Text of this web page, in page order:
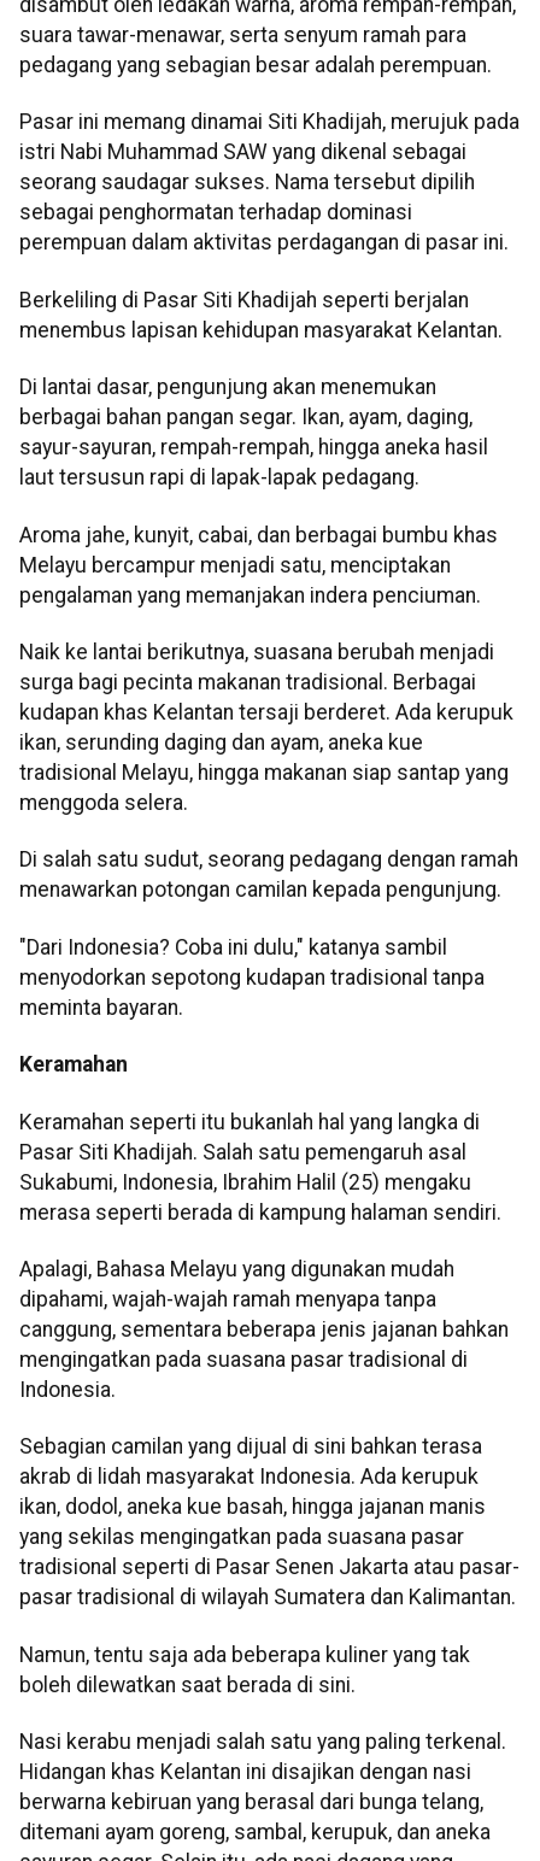
disambut oleh ledakan warna, aroma rempah-rempah,
suara tawar-menawar, serta senyum ramah para
pedagang yang sebagian besar adalah perempuan.
Pasar ini memang dinamai Siti Khadijah, merujuk pada
istri Nabi Muhammad SAW yang dikenal sebagai
seorang saudagar sukses. Nama tersebut dipilih
sebagai penghormatan terhadap dominasi
perempuan dalam aktivitas perdagangan di pasar ini.
Berkeliling di Pasar Siti Khadijah seperti berjalan
menembus lapisan kehidupan masyarakat Kelantan.
Di lantai dasar, pengunjung akan menemukan
berbagai bahan pangan segar. Ikan, ayam, daging,
sayur-sayuran, rempah-rempah, hingga aneka hasil
laut tersusun rapi di lapak-lapak pedagang.
Aroma jahe, kunyit, cabai, dan berbagai bumbu khas
Melayu bercampur menjadi satu, menciptakan
pengalaman yang memanjakan indera penciuman.
Naik ke lantai berikutnya, suasana berubah menjadi
surga bagi pecinta makanan tradisional. Berbagai
kudapan khas Kelantan tersaji berderet. Ada kerupuk
ikan, serunding daging dan ayam, aneka kue
tradisional Melayu, hingga makanan siap santap yang
menggoda selera.
Di salah satu sudut, seorang pedagang dengan ramah
menawarkan potongan camilan kepada pengunjung.
"Dari Indonesia? Coba ini dulu," katanya sambil
menyodorkan sepotong kudapan tradisional tanpa
meminta bayaran.
Keramahan
Keramahan seperti itu bukanlah hal yang langka di
Pasar Siti Khadijah. Salah satu pemengaruh asal
Sukabumi, Indonesia, Ibrahim Halil (25) mengaku
merasa seperti berada di kampung halaman sendiri.
Apalagi, Bahasa Melayu yang digunakan mudah
dipahami, wajah-wajah ramah menyapa tanpa
canggung, sementara beberapa jenis jajanan bahkan
mengingatkan pada suasana pasar tradisional di
Indonesia.
Sebagian camilan yang dijual di sini bahkan terasa
akrab di lidah masyarakat Indonesia. Ada kerupuk
ikan, dodol, aneka kue basah, hingga jajanan manis
yang sekilas mengingatkan pada suasana pasar
tradisional seperti di Pasar Senen Jakarta atau pasar-
pasar tradisional di wilayah Sumatera dan Kalimantan.
Namun, tentu saja ada beberapa kuliner yang tak
boleh dilewatkan saat berada di sini.
Nasi kerabu menjadi salah satu yang paling terkenal.
Hidangan khas Kelantan ini disajikan dengan nasi
berwarna kebiruan yang berasal dari bunga telang,
ditemani ayam goreng, sambal, kerupuk, dan aneka